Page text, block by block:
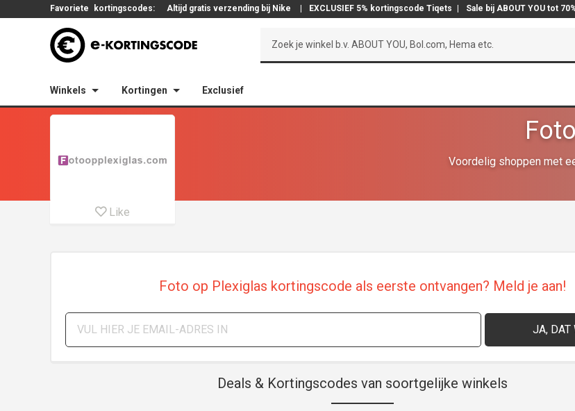
Favoriete kortingscodes: Altijd gratis verzending bij Nike EXCLUSIEF 5% kortingscode Tiqets Sale bij ABOUT YOU tot
Winkels Kortingen Exclusief
Voordelig shoppen met
Like
Foto op Plexiglas kortingscode als eerste ontvangen? Meld je aan!
Deals & Kortingscodes van soortgelijke winkels